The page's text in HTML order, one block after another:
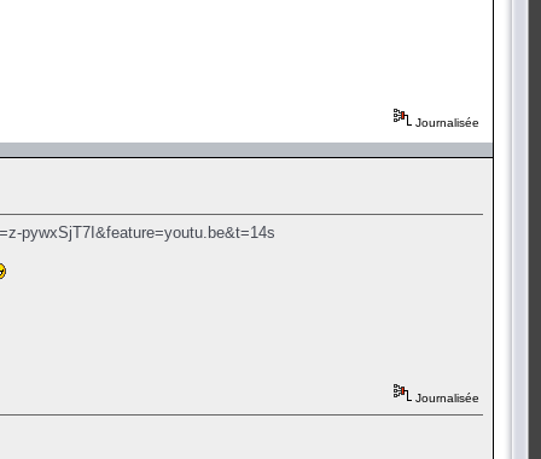
Journalisée
pywxSjT7I&feature=youtu.be&t=14s
Journalisée